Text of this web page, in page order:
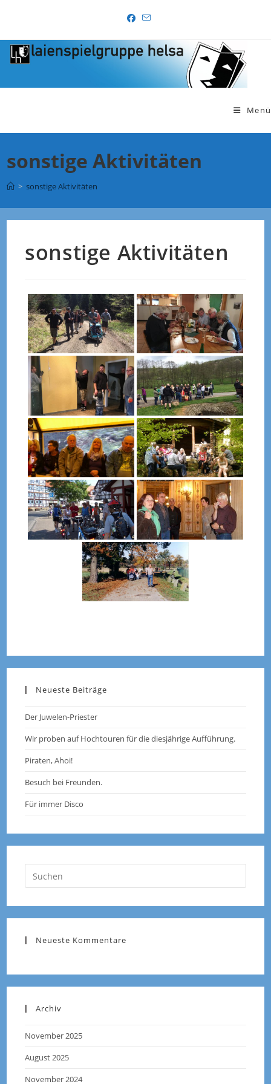
springen
Menü
sonstige Aktivitäten
> sonstige Aktivitäten
sonstige Aktivitäten
Neueste Beiträge
Der Juwelen-Priester
Wir proben auf Hochtouren für die diesjährige Aufführung.
Piraten, Ahoi!
Besuch bei Freunden.
Für immer Disco
Neueste Kommentare
Archiv
November 2025
August 2025
November 2024